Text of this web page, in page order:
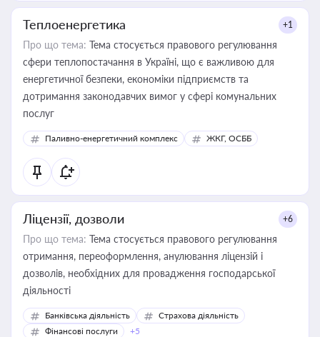
Теплоенергетика +1
Про що тема: Тема стосується правового регулювання
сфери теплопостачання в Україні, що є важливою для
енергетичної безпеки, економіки підприємств та
дотримання законодавчих вимог у сфері комунальних
послуг
Паливно-енергетичний комплекс ЖКГ, ОСББ
Ліцензії, дозволи +6
Про що тема: Тема стосується правового регулювання
отримання, переоформлення, анулювання ліцензій і
дозволів, необхідних для провадження господарської
діяльності
Банківська діяльність
Страхова діяльність
Фінансові послуги
+5